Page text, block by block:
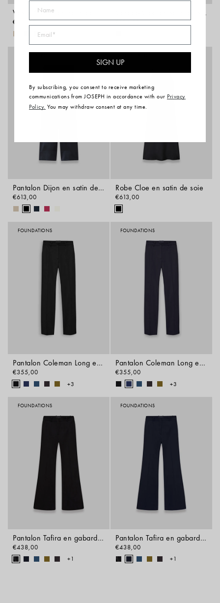
€767,00
Caraco Cloe en satin de soie
€324,00
Pantalon Dijon en satin de soie
€613,00
Robe Cloe en satin de soie
€613,00
FOUNDATIONS
Pantalon Coleman Long en gabardine stretch
€355,00
+3
FOUNDATIONS
Pantalon Coleman Long en gabardine stretch
€355,00
+3
FOUNDATIONS
Pantalon Tafira en gabardine stretch
€438,00
+1
FOUNDATIONS
Pantalon Tafira en gabardine stretch
€438,00
+1
SIGN UP
By subscribing, you consent to receive marketing
communications from JOSEPH in accordance with our Privacy
Policy. You may withdraw consent at any time.